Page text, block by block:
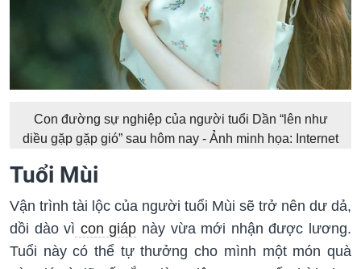
Con đường sự nghiệp của người tuổi Dần “lên như
diều gặp gặp gió” sau hôm nay - Ảnh minh họa: Internet
Tuổi Mùi
Vận trình tài lộc của người tuổi Mùi sẽ trở nên dư dả,
dồi dào vì con giáp này vừa mới nhận được lương.
Tuổi này có thể tự thưởng cho mình một món quà